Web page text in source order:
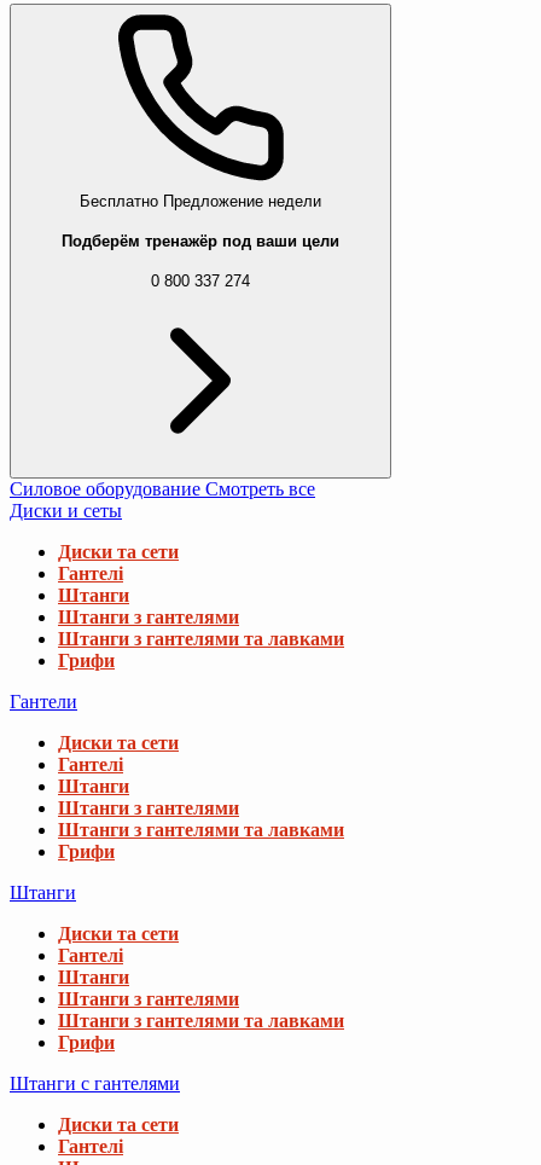
Бесплатно Предложение недели
Подберём тренажёр под ваши цели
0 800 337 274
Силовое оборудование Смотреть все
Диски и сеты
Диски та сети
Гантелі
Штанги
Штанги з гантелями
Штанги з гантелями та лавками
Грифи
Гантели
Диски та сети
Гантелі
Штанги
Штанги з гантелями
Штанги з гантелями та лавками
Грифи
Штанги
Диски та сети
Гантелі
Штанги
Штанги з гантелями
Штанги з гантелями та лавками
Грифи
Штанги с гантелями
Диски та сети
Гантелі